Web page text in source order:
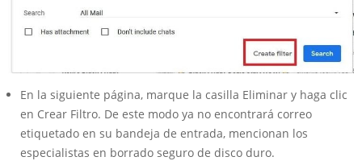
En la siguiente página, marque la casilla Eliminar y haga clic
en Crear Filtro. De este modo ya no encontrará correo
etiquetado en su bandeja de entrada, mencionan los
especialistas en borrado seguro de disco duro.